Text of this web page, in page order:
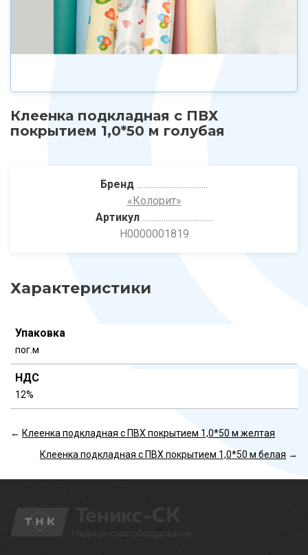
Клеенка подкладная с ПВХ
покрытием 1,0*50 м голубая
Бренд
«Колорит»
Артикул
Н0000001819
Характеристики
Упаковка
пог.м
НДС
12%
← Клеенка подкладная с ПВХ покрытием 1,0*50 м желтая
Клеенка подкладная с ПВХ покрытием 1,0*50 м белая →